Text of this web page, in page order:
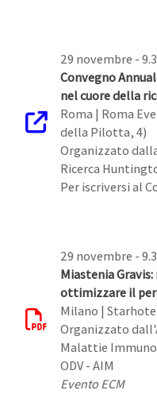
29 novembre -
Convegno
nel cuore della
Roma | Roma
della Pilotta, 4)
Organizzato
Ricerca
Per iscriversi al
29 novembre -
Miastenia
ottimizzare il
Milano |
Organizzato
Malattie
ODV - AIM
Evento ECM